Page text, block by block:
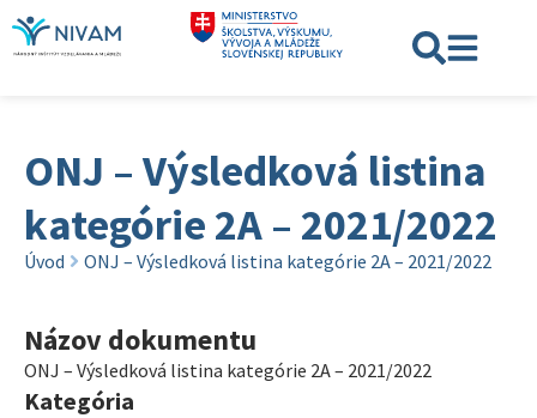
ONJ – Výsledková listina
kategórie 2A – 2021/2022
Úvod ONJ – Výsledková listina kategórie 2A – 2021/2022
Názov dokumentu
ONJ – Výsledková listina kategórie 2A – 2021/2022
Kategória